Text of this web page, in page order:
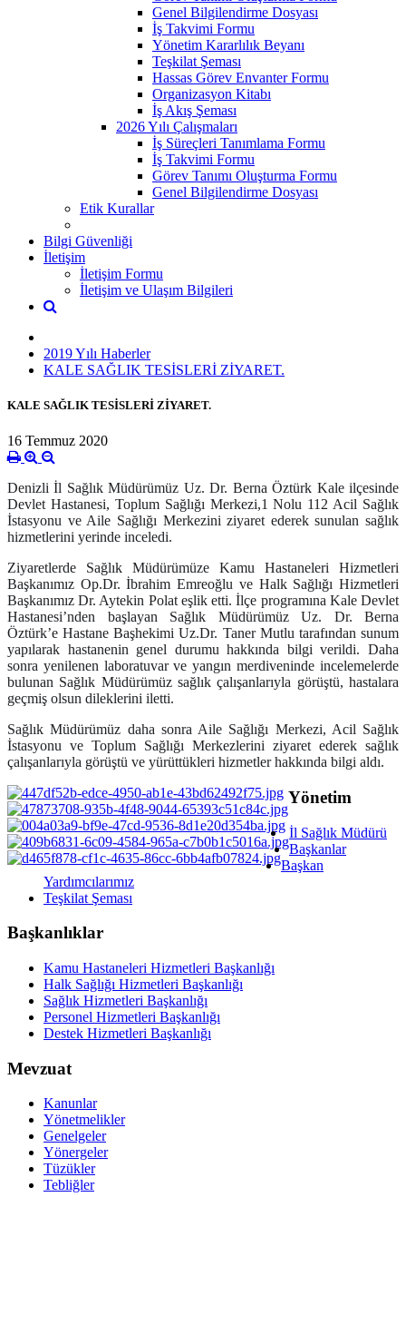
Genel Bilgilendirme Dosyası
İş Takvimi Formu
Yönetim Kararlılık Beyanı
Teşkilat Şeması
Hassas Görev Envanter Formu
Organizasyon Kitabı
İş Akış Şeması
2026 Yılı Çalışmaları
İş Süreçleri Tanımlama Formu
İş Takvimi Formu
Görev Tanımı Oluşturma Formu
Genel Bilgilendirme Dosyası
Etik Kurallar
Bilgi Güvenliği
İletişim
İletişim Formu
İletişim ve Ulaşım Bilgileri
2019 Yılı Haberler
KALE SAĞLIK TESİSLERİ ZİYARET.
KALE SAĞLIK TESİSLERİ ZİYARET.
16 Temmuz 2020
Denizli İl Sağlık Müdürümüz Uz. Dr. Berna Öztürk Kale ilçesinde
Devlet Hastanesi, Toplum Sağlığı Merkezi,1 Nolu 112 Acil Sağlık
İstasyonu ve Aile Sağlığı Merkezini ziyaret ederek sunulan sağlık
hizmetlerini yerinde inceledi.
Ziyaretlerde Sağlık Müdürümüze Kamu Hastaneleri Hizmetleri
Başkanımız Op.Dr. İbrahim Emreoğlu ve Halk Sağlığı Hizmetleri
Başkanımız Dr. Aytekin Polat eşlik etti. İlçe programına Kale Devlet
Hastanesi’nden başlayan Sağlık Müdürümüz Uz. Dr. Berna
Öztürk’e Hastane Başhekimi Uz.Dr. Taner Mutlu tarafından sunum
yapılarak hastanenin genel durumu hakkında bilgi verildi. Daha
sonra yenilenen laboratuvar ve yangın merdiveninde incelemelerde
bulunan Sağlık Müdürümüz sağlık çalışanlarıyla görüştü, hastalara
geçmiş olsun dileklerini iletti.
Sağlık Müdürümüz daha sonra Aile Sağlığı Merkezi, Acil Sağlık
İstasyonu ve Toplum Sağlığı Merkezlerini ziyaret ederek sağlık
çalışanlarıyla görüştü ve yürüttükleri hizmetler hakkında bilgi aldı.
Yönetim
İl Sağlık Müdürü
Başkanlar
Başkan
Yardımcılarımız
Teşkilat Şeması
Başkanlıklar
Kamu Hastaneleri Hizmetleri Başkanlığı
Halk Sağlığı Hizmetleri Başkanlığı
Sağlık Hizmetleri Başkanlığı
Personel Hizmetleri Başkanlığı
Destek Hizmetleri Başkanlığı
Mevzuat
Kanunlar
Yönetmelikler
Genelgeler
Yönergeler
Tüzükler
Tebliğler